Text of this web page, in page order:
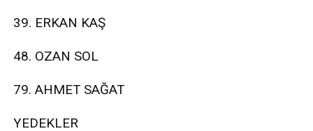
39. ERKAN KAŞ
48. OZAN SOL
79. AHMET SAĞAT
YEDEKLER